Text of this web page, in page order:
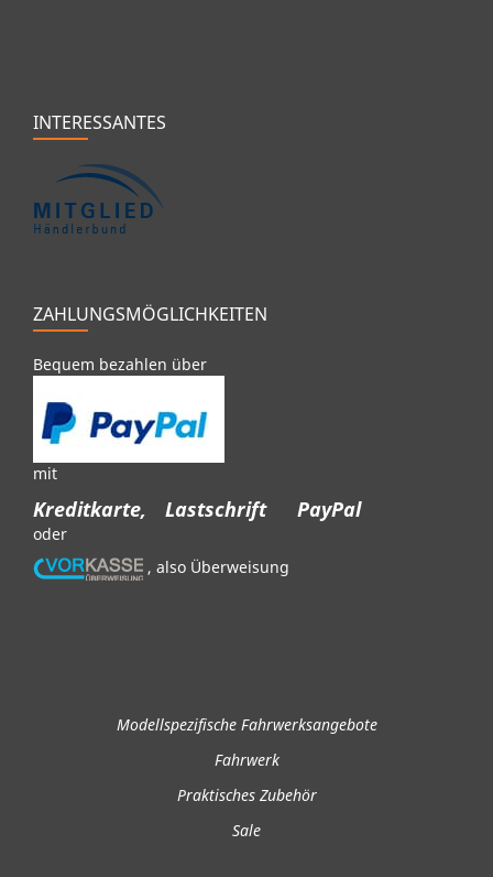
INTERESSANTES
ZAHLUNGSMÖGLICHKEITEN
Bequem bezahlen über
mit
Kreditkarte, Lastschrift PayPal
oder
, also Überweisung
Modellspezifische Fahrwerksangebote
Fahrwerk
Praktisches Zubehör
Sale